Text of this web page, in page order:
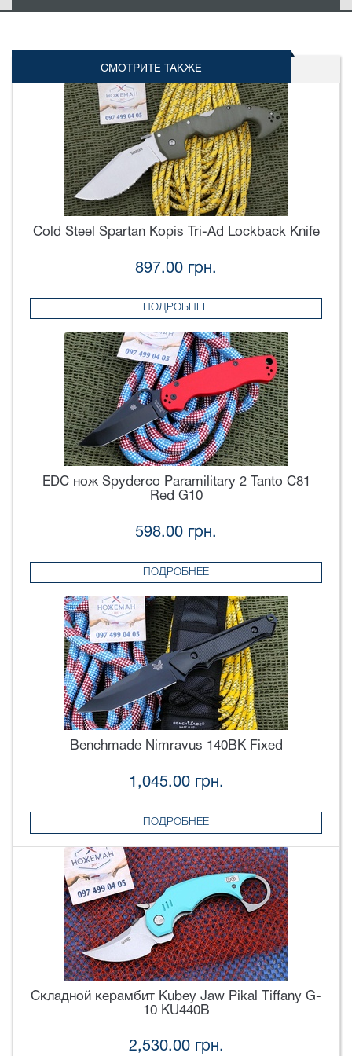
СМОТРИТЕ ТАКЖЕ
Cold Steel Spartan Kopis Tri-Ad Lockback Knife
897.00 грн.
ПОДРОБНЕЕ
EDC нож Spyderco Paramilitary 2 Tanto C81
Red G10
598.00 грн.
ПОДРОБНЕЕ
Benchmade Nimravus 140BK Fixed
1,045.00 грн.
ПОДРОБНЕЕ
Складной керамбит Kubey Jaw Pikal Tiffany G-
10 KU440B
2,530.00 грн.